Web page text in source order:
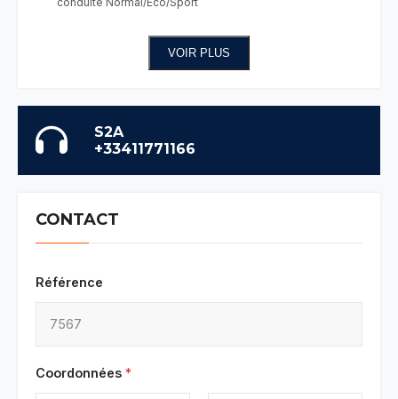
VOIR PLUS
S2A
+33411771166
CONTACT
Référence
Coordonnées *